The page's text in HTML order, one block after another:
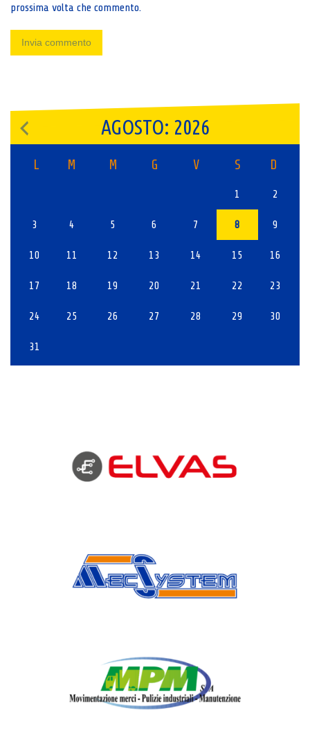
prossima volta che commento.
AGOSTO: 2026
L M M G V S D
1 2
3 4 5 6 7 8 9
10 11 12 13 14 15 16
17 18 19 20 21 22 23
24 25 26 27 28 29 30
31